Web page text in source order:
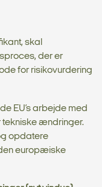
skal
der er
for risikovurdering
EU’s arbejde med
ændringer.
opdatere
europæiske